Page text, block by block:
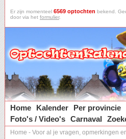
Er zijn momenteel 6569 optochten bekend.
door via het formulier.
Home
Kalender Per provincie
Foto's / Video's Carnaval
Home - Voor al je vragen, opmerkingen